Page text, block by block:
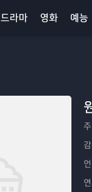
드라마 영화 예능
주